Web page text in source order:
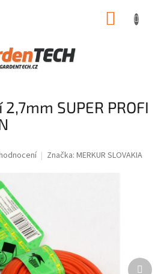
SUPER PROFI
Značka: MERKUR SLOVAKIA